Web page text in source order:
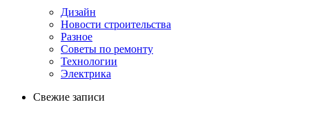
Дизайн
Новости строительства
Разное
Советы по ремонту
Технологии
Электрика
Свежие записи